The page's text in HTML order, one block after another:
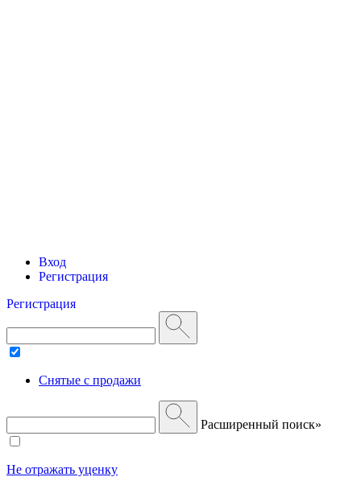
Вход
Регистрация
Регистрация
Снятые с продажи
Расширенный поиск»
Не отражать уценку